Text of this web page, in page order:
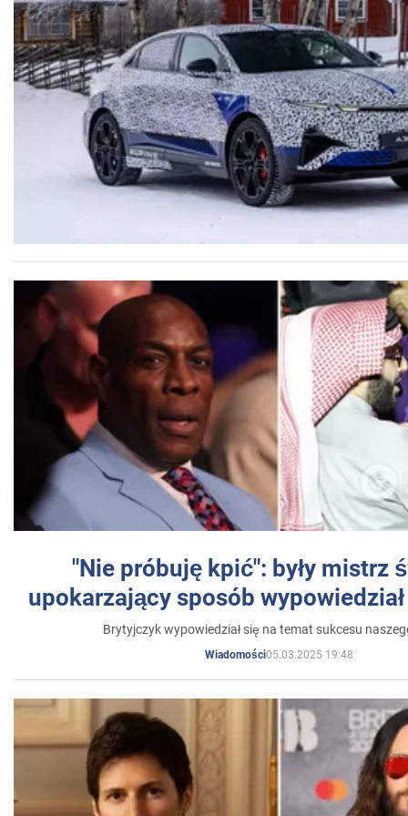
"Nie próbuję kpić": były mistrz
upokarzający sposób
Brytyjczyk wypowiedział się na temat sukcesu
Wiadomości05.03.2025 19:48